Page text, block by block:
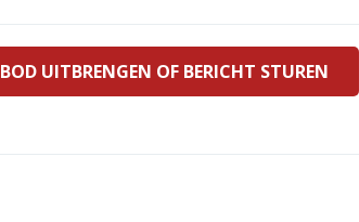
BOD UITBRENGEN OF BERICHT STUREN